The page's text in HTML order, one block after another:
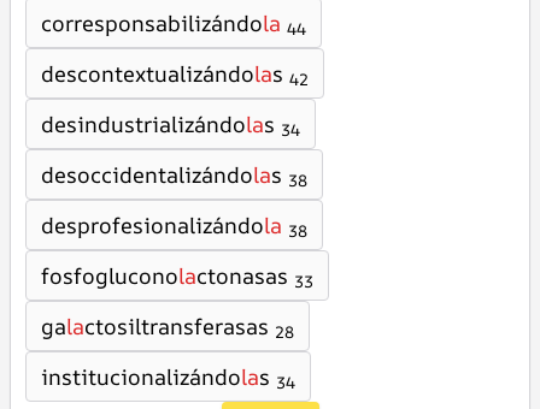
corresponsabilizándola 44
descontextualizándolas 42
desindustrializándolas 34
desoccidentalizándolas 38
desprofesionalizándola 38
fosfogluconolactonasas 33
galactosiltransferasas 28
institucionalizándolas 34